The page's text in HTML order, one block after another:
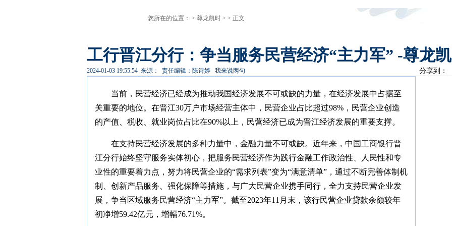
您所在的位置： > 尊龙凯时 > > 正文
工行晋江分行：争当服务民营经济“主力军” -尊龙
2024-01-03 19:55:54 来源： 责任编辑：陈诗婷 我来说两句 分享到：
当前，民营经济已经成为推动我国经济发展不可或缺的力量，在经济发展中占据至
关重要的地位。在晋江30万户市场经营主体中，民营企业占比超过98%，民营企业创造
的产值、税收、就业岗位占比在90%以上，民营经济已成为晋江经济发展的重要支撑。
在支持民营经济发展的多种力量中，金融力量不可或缺。近年来，中国工商银行晋
江分行始终坚守服务实体初心，把服务民营经济作为践行金融工作政治性、人民性和专
业性的重要着力点，努力将民营企业的“需求列表”变为“满意清单”，通过不断完善体制机
制、创新产品服务、强化保障等措施，与广大民营企业携手同行，全力支持民营企业发
展，争当区域服务民营经济“主力军”。截至2023年11月末，该行民营企业贷款余额较年
初净增59.42亿元，增幅76.71%。